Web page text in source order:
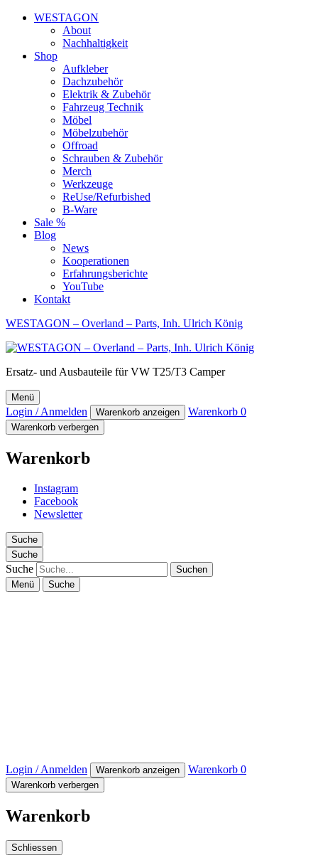
WESTAGON
About
Nachhaltigkeit
Shop
Aufkleber
Dachzubehör
Elektrik & Zubehör
Fahrzeug Technik
Möbel
Möbelzubehör
Offroad
Schrauben & Zubehör
Merch
Werkzeuge
ReUse/Refurbished
B-Ware
Sale %
Blog
News
Kooperationen
Erfahrungsberichte
YouTube
Kontakt
WESTAGON – Overland – Parts, Inh. Ulrich König
Ersatz- und Ausbauteile für VW T25/T3 Camper
Menü
Login / Anmelden Warenkorb anzeigen Warenkorb 0
Warenkorb verbergen
Warenkorb
Instagram
Facebook
Newsletter
Suche
Suche
Suche
Menü Suche
Login / Anmelden Warenkorb anzeigen Warenkorb 0
Warenkorb verbergen
Warenkorb
Schliessen